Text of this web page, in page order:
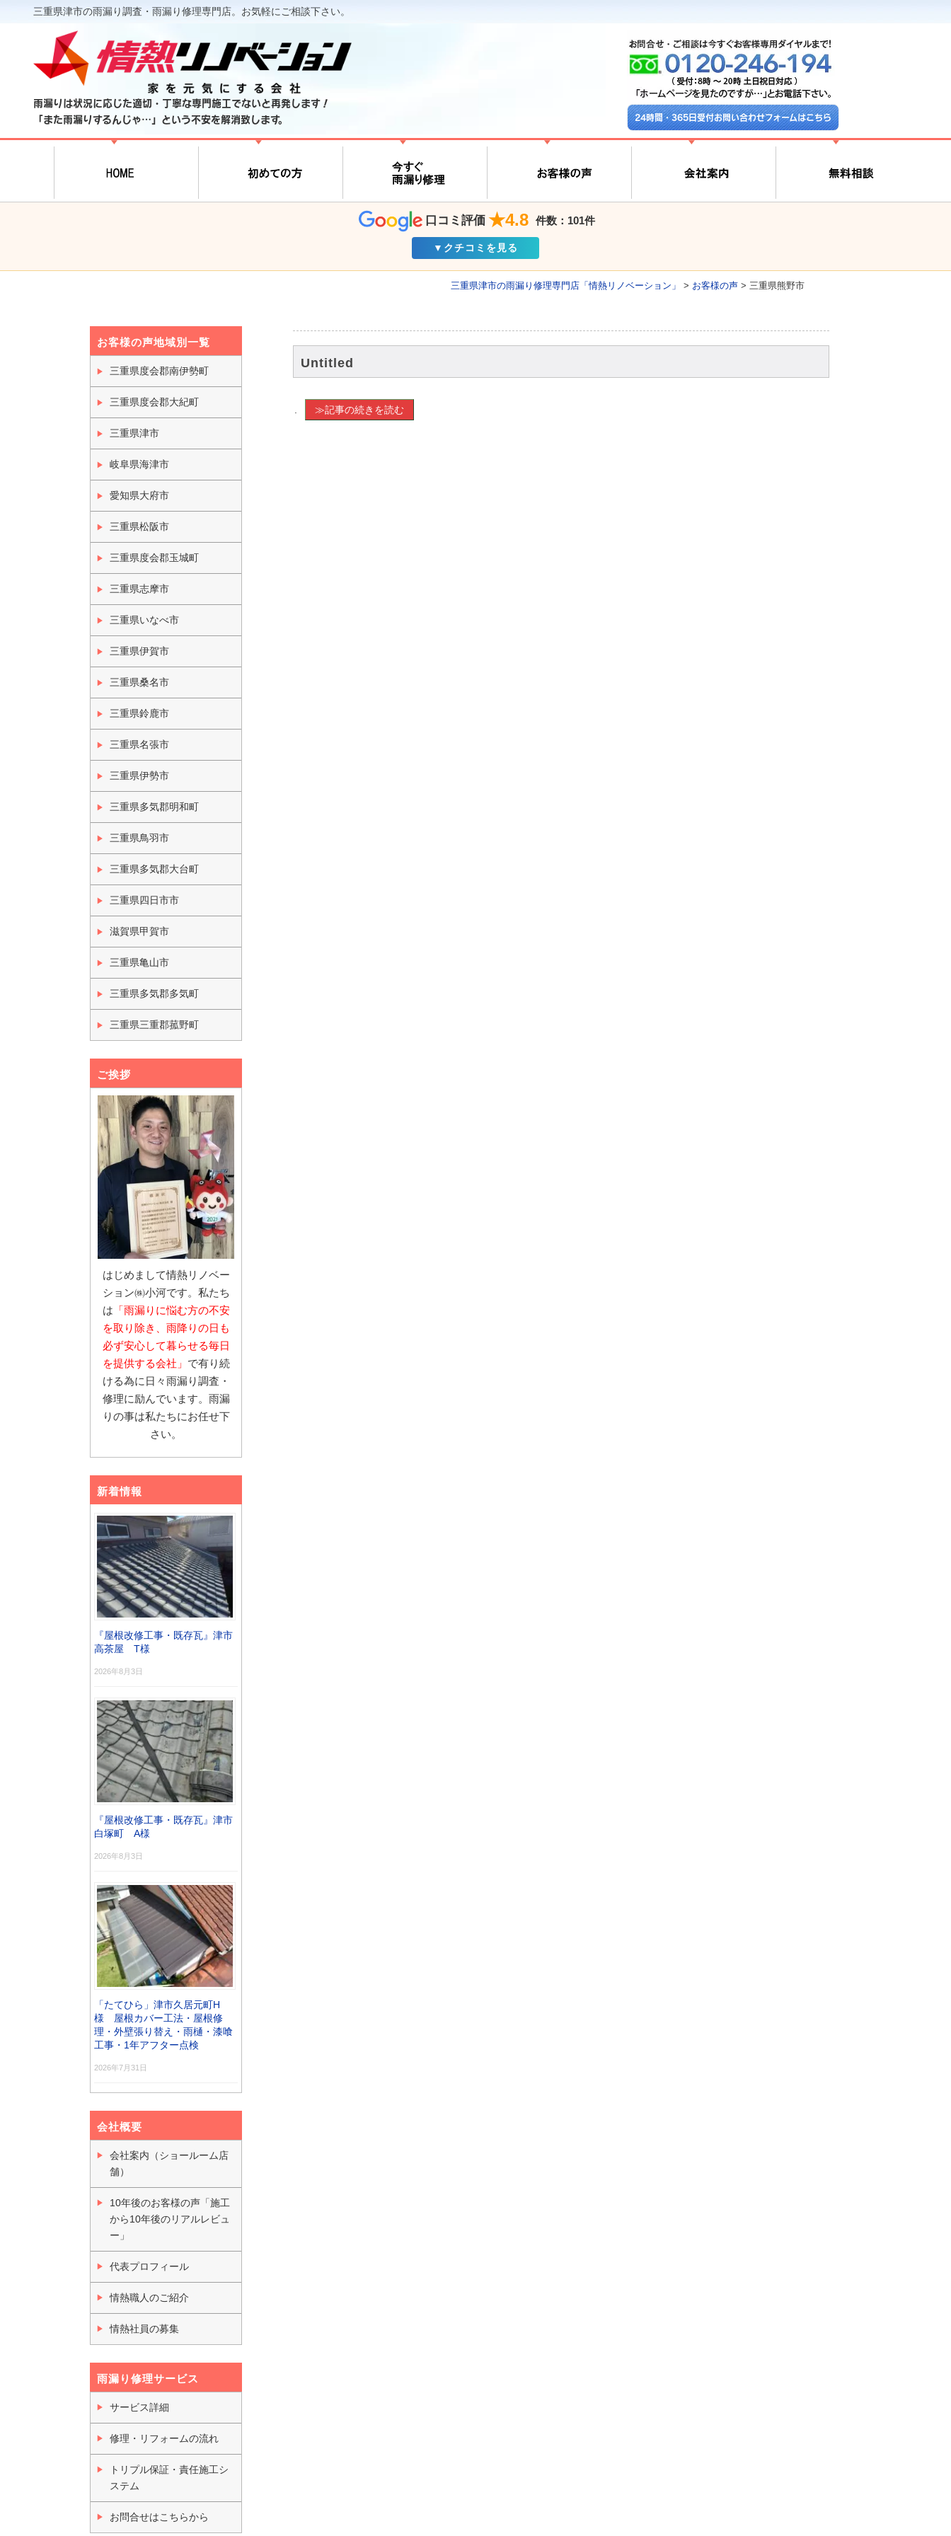
三重県津市の雨漏り調査・雨漏り修理専門店。お気軽にご相談下さい。
雨漏りは状況に応じた適切・丁寧な専門施工でないと再発します！
「また雨漏りするんじゃ…」という不安を解消致します。
24時間・365日受付お問い合わせフォームはこちら
口コミ評価 ★4.8 件数：101件
▼クチコミを見る
三重県津市の雨漏り修理専門店「情熱リノベーション」 > お客様の声 > 三重県熊野市
Untitled
≫記事の続きを読む
お客様の声地域別一覧
三重県度会郡南伊勢町
三重県度会郡大紀町
三重県津市
岐阜県海津市
愛知県大府市
三重県松阪市
三重県度会郡玉城町
三重県志摩市
三重県いなべ市
三重県伊賀市
三重県桑名市
三重県鈴鹿市
三重県名張市
三重県伊勢市
三重県多気郡明和町
三重県鳥羽市
三重県多気郡大台町
三重県四日市市
滋賀県甲賀市
三重県亀山市
三重県多気郡多気町
三重県三重郡菰野町
ご挨拶
はじめまして情熱リノベー
ション㈱小河です。私たち
は 「雨漏りに悩む方の不安
を取り除き、雨降りの日も
必ず安心して暮らせる毎日
を提供する会社」 で有り続
ける為に日々雨漏り調査・
修理に励んでいます。雨漏
りの事は私たちにお任せ下
さい。
新着情報
『屋根改修工事・既存瓦』津市
高茶屋 T様
2026年8月3日
『屋根改修工事・既存瓦』津市
白塚町 A様
2026年8月3日
「たてひら」津市久居元町H
様 屋根カバー工法・屋根修
理・外壁張り替え・雨樋・漆喰
工事・1年アフター点検
2026年7月31日
会社概要
会社案内（ショールーム店
舗）
10年後のお客様の声「施工
から10年後のリアルレビュ
ー」
代表プロフィール
情熱職人のご紹介
情熱社員の募集
雨漏り修理サービス
サービス詳細
修理・リフォームの流れ
トリプル保証・責任施工シ
ステム
お問合せはこちらから